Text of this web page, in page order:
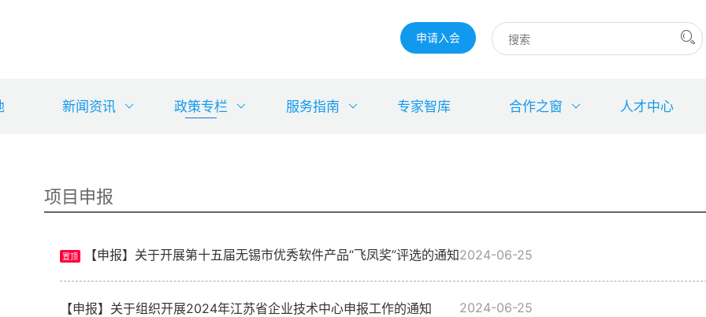
申请入会
新闻资讯 政策专栏 服务指南 专家智库 合作之窗 人才中心
项目申报
置顶 【申报】关于开展第十五届无锡市优秀软件产品“飞凤奖”评选的通知2024-06-25
【申报】关于组织开展2024年江苏省企业技术中心申报工作的通知 2024-06-25